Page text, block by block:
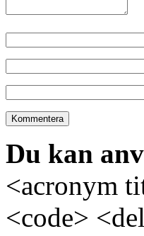
Du kan
<acronym
<code>